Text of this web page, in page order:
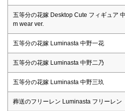
五等分の花嫁 Desktop Cute フィギュア
m wear ver.
五等分の花嫁 Luminasta 中野一花
五等分の花嫁 Luminasta 中野二乃
五等分の花嫁 Luminasta 中野三玖
葬送のフリーレン Luminasta フリーレン